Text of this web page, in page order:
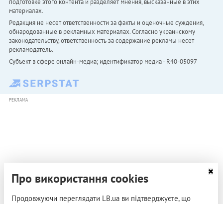
материалах.
Редакция не несет ответственности за факты и оценочные суждения,
обнародованные в рекламных материалах. Согласно украинскому
законодательству, ответственность за содержание рекламы несет
рекламодатель.
Субъект в сфере онлайн-медиа; идентификатор медиа - R40-05097
РЕКЛАМА
Про використання cookies
Продовжуючи переглядати LB.ua ви підтверджуєте, що